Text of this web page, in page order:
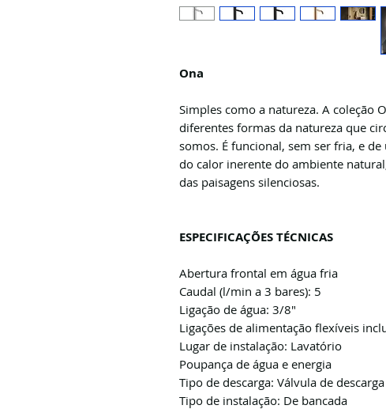
Ona
Simples como a natureza. A coleção
diferentes formas da natureza que
somos. É funcional, sem ser fria, e
do calor inerente do ambiente
das paisagens silenciosas.
ESPECIFICAÇÕES TÉCNICAS
Abertura frontal em água fria
Caudal (l/min a 3 bares): 5
Ligação de água: 3/8"
Ligações de alimentação flexíveis
Lugar de instalação: Lavatório
Poupança de água e energia
Tipo de descarga: Válvula de
Tipo de instalação: De bancada